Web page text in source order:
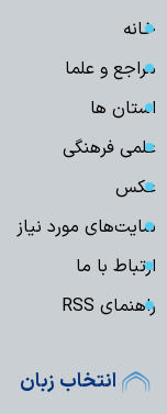
خانه
مراجع و علما
استان ها
علمی فرهنگی
عکس
سایت‌های مورد نیاز
ارتباط با ما
راهنمای RSS
انتخاب زبان